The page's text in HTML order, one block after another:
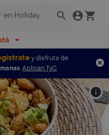
y disfruta de
Aplican TyC